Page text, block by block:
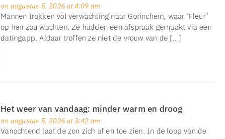
on augustus 5, 2026 at 4:09 am
Mannen trokken vol verwachting naar Gorinchem, waar ‘Fleur’
op hen zou wachten. Ze hadden een afspraak gemaakt via een
datingapp. Aldaar troffen ze niet de vrouw van de […]
Het weer van vandaag: minder warm en droog
on augustus 5, 2026 at 3:42 am
Vanochtend laat de zon zich af en toe zien. In de loop van de